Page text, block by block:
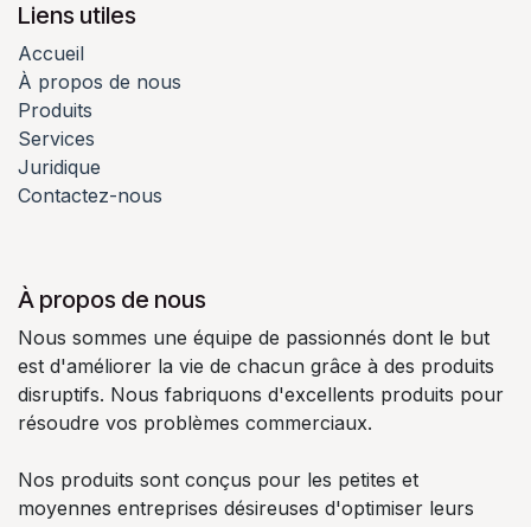
Liens utiles
Accueil
À propos de nous
Produits
Services
Juridique
Contactez-nous
À propos de nous
Nous sommes une équipe de passionnés dont le but
est d'améliorer la vie de chacun grâce à des produits
disruptifs. Nous fabriquons d'excellents produits pour
résoudre vos problèmes commerciaux.
Nos produits sont conçus pour les petites et
moyennes entreprises désireuses d'optimiser leurs